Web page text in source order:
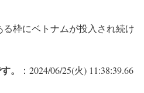
枠にベトナムが投入され続け
。
：2024/06/25(火) 11:38:39.66